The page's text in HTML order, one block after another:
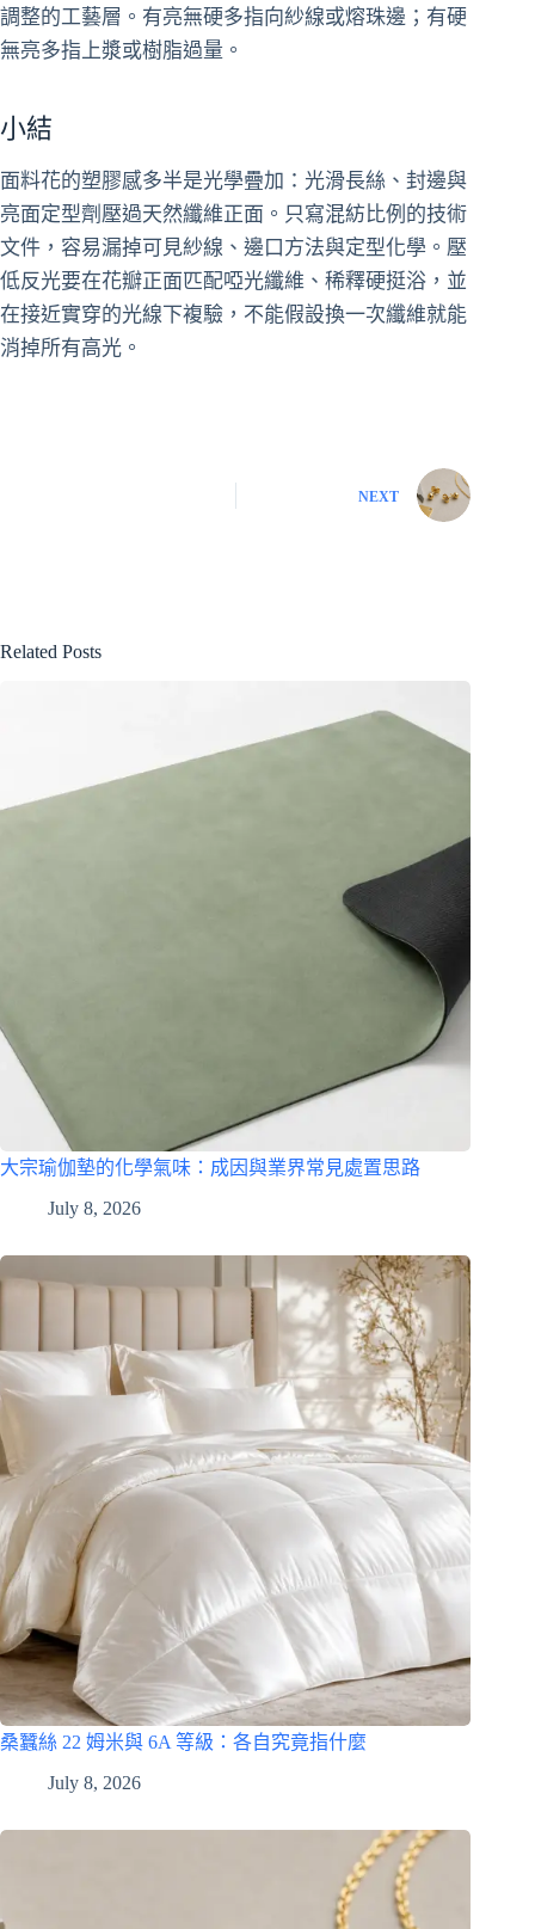
調整的工藝層。有亮無硬多指向紗線或熔珠邊；有硬
無亮多指上漿或樹脂過量。
小結
面料花的塑膠感多半是光學疊加：光滑長絲、封邊與
亮面定型劑壓過天然纖維正面。只寫混紡比例的技術
文件，容易漏掉可見紗線、邊口方法與定型化學。壓
低反光要在花瓣正面匹配啞光纖維、稀釋硬挺浴，並
在接近實穿的光線下複驗，不能假設換一次纖維就能
消掉所有高光。
NEXT
Related Posts
大宗瑜伽墊的化學氣味：成因與業界常見處置思路
July 8, 2026
桑蠶絲 22 姆米與 6A 等級：各自究竟指什麼
July 8, 2026